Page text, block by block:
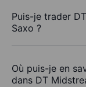
Puis-je trader
Saxo ?
Où puis-je en
dans DT